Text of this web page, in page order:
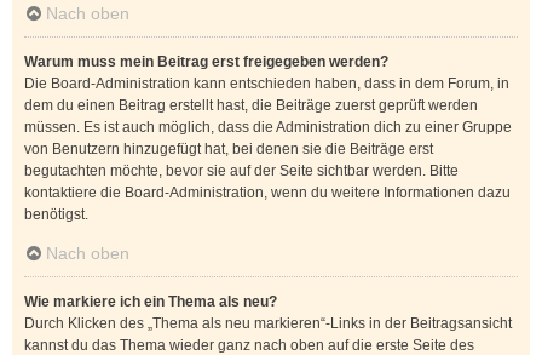
Nach oben
Warum muss mein Beitrag erst freigegeben werden?
Die Board-Administration kann entschieden haben, dass in dem Forum, in
dem du einen Beitrag erstellt hast, die Beiträge zuerst geprüft werden
müssen. Es ist auch möglich, dass die Administration dich zu einer Gruppe
von Benutzern hinzugefügt hat, bei denen sie die Beiträge erst
begutachten möchte, bevor sie auf der Seite sichtbar werden. Bitte
kontaktiere die Board-Administration, wenn du weitere Informationen dazu
benötigst.
Nach oben
Wie markiere ich ein Thema als neu?
Durch Klicken des „Thema als neu markieren“-Links in der Beitragsansicht
kannst du das Thema wieder ganz nach oben auf die erste Seite des